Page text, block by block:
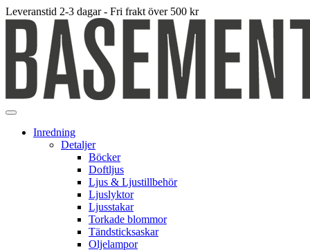
Leveranstid 2-3 dagar - Fri frakt över 500 kr
Inredning
Detaljer
Böcker
Doftljus
Ljus & Ljustillbehör
Ljuslyktor
Ljusstakar
Torkade blommor
Tändsticksaskar
Oljelampor